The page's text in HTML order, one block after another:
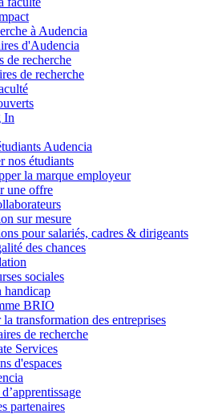
à Audencia
d'Audencia
de recherche
de recherche
In
Audencia
nos étudiants
la marque employeur
une offre
sur mesure
pour salariés, cadres & dirigeants
des chances
sociales
handicap
BRIO
transformation des entreprises
de recherche
Services
d'espaces
partenaires